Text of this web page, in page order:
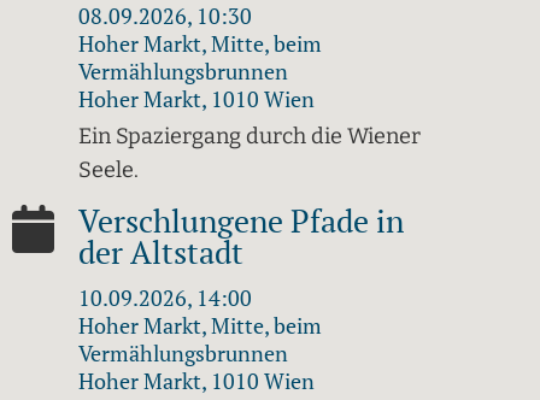
08.09.2026, 10:30
Hoher Markt, Mitte, beim
Vermählungsbrunnen
Hoher Markt, 1010 Wien
Ein Spaziergang durch die Wiener
Seele.
Verschlungene Pfade in
der Altstadt
10.09.2026, 14:00
Hoher Markt, Mitte, beim
Vermählungsbrunnen
Hoher Markt, 1010 Wien